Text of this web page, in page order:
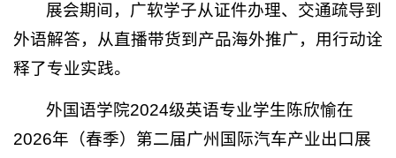
展会期间，广软学子从证件办理、交通疏导到
外语解答，从直播带货到产品海外推广，用行动诠
释了专业实践。
外国语学院2024级英语专业学生陈欣愉在
2026年（春季）第二届广州国际汽车产业出口展